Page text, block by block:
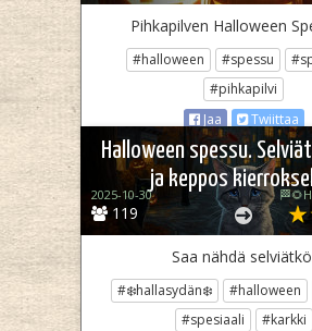
Pihkapilven Halloween
#halloween #spessu
#pihkapilvi
Jaa
Twiittaa
Halloween spessu.
ja keppos
119
2025-10-30
Saa nähdä
#❄️hallasydän❄️ #halloween
#spesiaali
#karkki